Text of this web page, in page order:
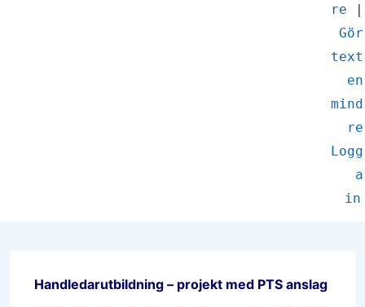
re |
Gör
text
en
mind
re
Logg
a
in
Handledarutbildning – projekt med PTS anslag